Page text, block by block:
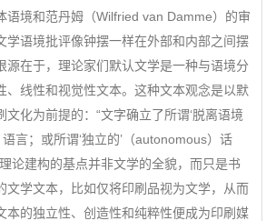
语境和范丹姆（Wilfried van Damme）的审
学语境批评像钟摆一样在外部和内部之间摆
源在于，理论家们默认文学是一种与语境分
、线性和视觉性文本。这种文本观念是以默
化为前提的：“文字确立了所谓‘脱离语境
言；或所谓‘独立的’（autonomous）话
论建构的基点并非文学的全貌，而只是书
文学文本，比如仅将印刷品视为文学，从而
本的独立性、创造性和纯粹性便成为印刷媒